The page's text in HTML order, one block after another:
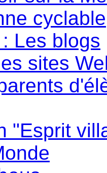
cyclable
Les blogs
sites
"Esprit